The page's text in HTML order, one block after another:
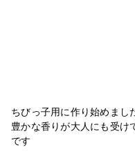
ちびっ子用に作り始めまし
豊かな香りが大人にも受け
です